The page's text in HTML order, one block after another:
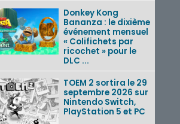
Donkey Kong
Bananza : le dixième
événement mensuel
« Colifichets par
ricochet » pour le
DLC ...
TOEM 2 sortira le 29
septembre 2026 sur
Nintendo Switch,
PlayStation 5 et PC